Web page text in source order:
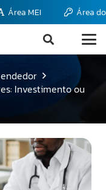
Área MEI Área
Investimento ou